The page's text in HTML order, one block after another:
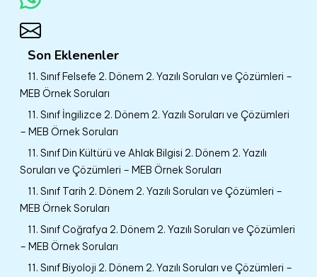
Son Eklenenler
11. Sınıf Felsefe 2. Dönem 2. Yazılı Soruları ve Çözümleri –
MEB Örnek Soruları
11. Sınıf İngilizce 2. Dönem 2. Yazılı Soruları ve Çözümleri
– MEB Örnek Soruları
11. Sınıf Din Kültürü ve Ahlak Bilgisi 2. Dönem 2. Yazılı
Soruları ve Çözümleri – MEB Örnek Soruları
11. Sınıf Tarih 2. Dönem 2. Yazılı Soruları ve Çözümleri –
MEB Örnek Soruları
11. Sınıf Coğrafya 2. Dönem 2. Yazılı Soruları ve Çözümleri
– MEB Örnek Soruları
11. Sınıf Biyoloji 2. Dönem 2. Yazılı Soruları ve Çözümleri –